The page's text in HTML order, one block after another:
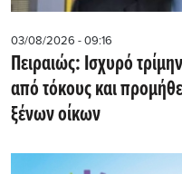
03/08/2026 - 09:16
Πειραιώς: Ισχυρό
από τόκους και
ξένων οίκων